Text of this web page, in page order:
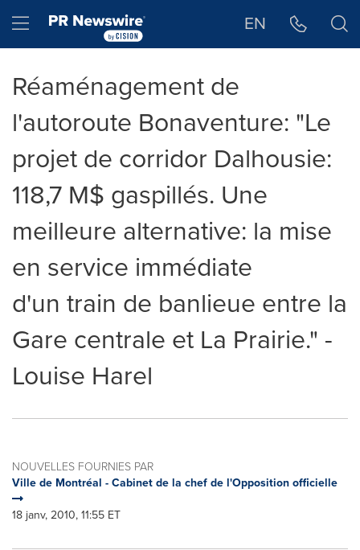
Hamburger menu EN
Réaménagement de
l'autoroute Bonaventure: "Le
projet de corridor Dalhousie:
118,7 M$ gaspillés. Une
meilleure alternative: la mise
en service immédiate
d'un train de banlieue entre la
Gare centrale et La Prairie." -
Louise Harel
NOUVELLES FOURNIES PAR
Ville de Montréal - Cabinet de la chef de l'Opposition officielle
18 janv, 2010, 11:55 ET